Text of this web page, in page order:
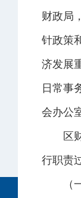
财政局
针政策
济发展
日常事
会办公
区
行职责